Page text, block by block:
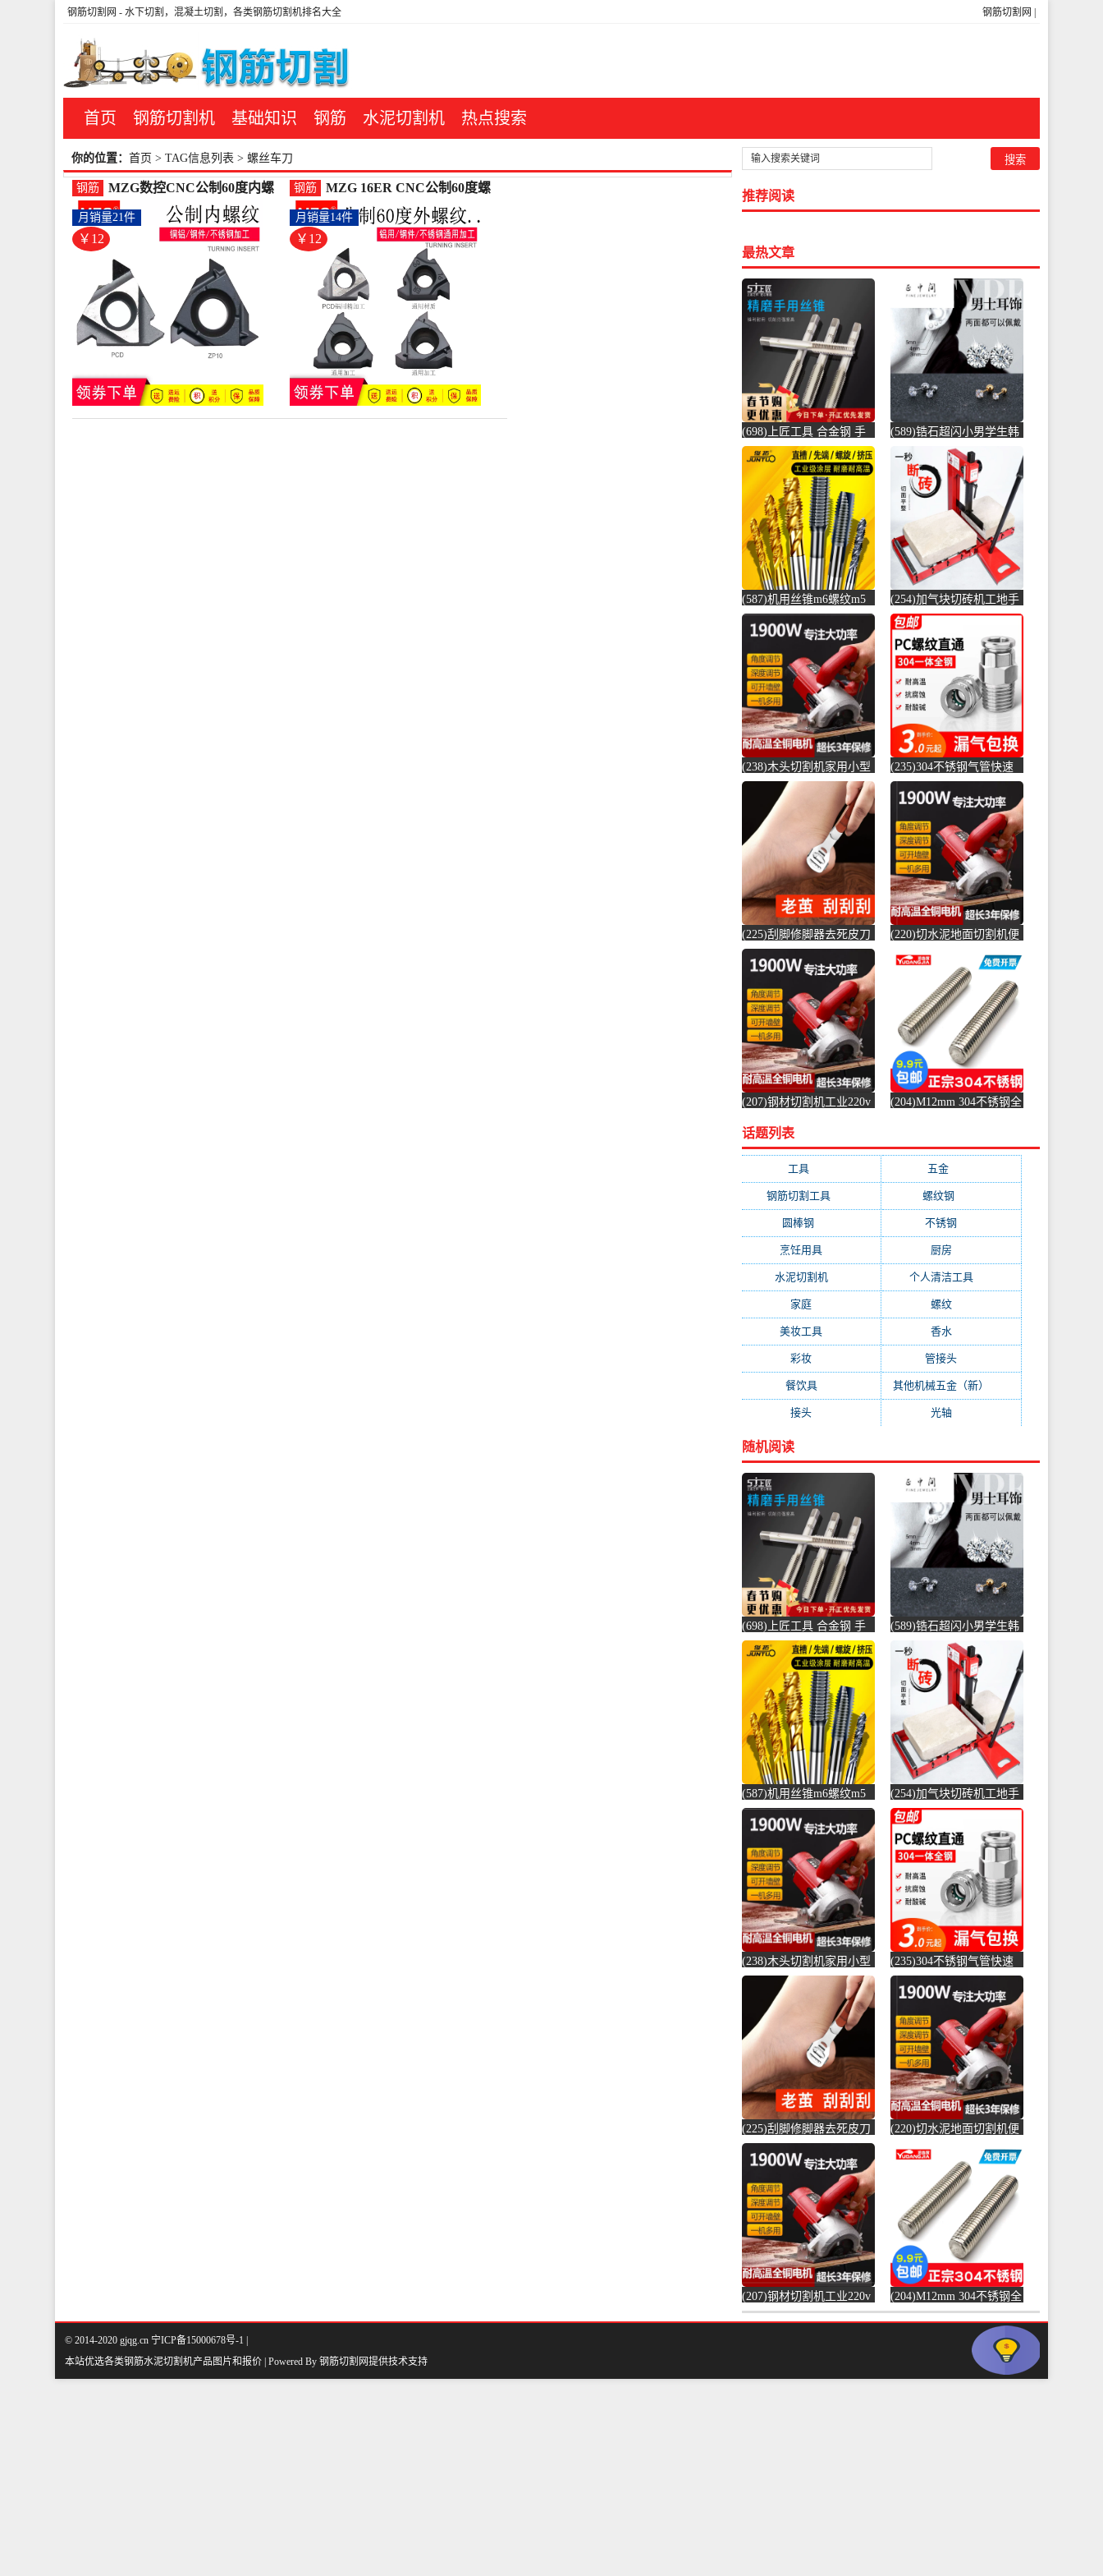
钢筋切割网
钢筋切割网 - 水下切割，混凝土切割，各类钢筋切割机排名大全
首页 钢筋切割机 基础知识 钢筋 水泥切割机 热点搜索
你的位置： 首页 > TAG信息列表 > 螺丝车刀
钢筋
MZG数控CNC公制60度内螺
纹车刀片铜铝钢件不锈-螺纹钢
(mzg工具旗舰店仅售12.3元)
￥12
月销量21件
钢筋
MZG 16ER CNC公制60度螺
纹外牙刀片钢件-螺纹钢(mzg工
具旗舰店仅售12.2元)
￥12
月销量14件
推荐阅读
最热文章
(698)上匠工具 合金钢 手
用丝锥攻螺纹工具攻丝丝
攻套丝m-螺纹钢(上匠工具
旗舰店仅售5.8元)
(589)锆石超闪小男学生韩
版耳骨钉钛钢养耳棒防过
敏圆珠女儿-圆棒钢(正中
间旗舰店仅售5.6元)
(587)机用丝锥m6螺纹m5
攻丝m3钻头m8丝攻m10不
锈-螺纹钢(俊拓五金旗舰
(254)加气块切砖机工地手
动轻质砖压砖机带钢尺水
泥砖泡沫砖-水泥切割机
(贞美旗舰店仅售390元)
(238)木头切割机家用小型
切水泥地面金属钢材机两
用新款切槽-水泥切割机
(simtone旗舰店仅售122.65
元)
(235)304不锈钢气管快速
接头快插气动快接螺纹高
压气嘴直-螺纹钢(卓成五
(225)刮脚修脚器去死皮刀
老茧磨脚神器脚皮工具脚
底脚后跟刨-钢筋切割工具
(齐开雅致专卖店仅售13.8
元)
(220)切水泥地面切割机便
便携式电-水泥切割机
(simtone旗舰店仅售123.75
(207)钢材切割机工业220v
切机固-水泥切割机
(simtone旗舰店仅售123.75
(204)M12mm 304不锈钢全
仅售1.5元)
话题列表
工具(247) 五金
钢筋切割工具(177) 螺纹钢
圆棒钢 不锈钢
烹饪用具 厨房
水泥切割机(45) 个人清洁工具(43)
家庭 螺纹(41)
美妆工具 香水(32)
彩妆 管接头
餐饮具(25) 其他机械五金（新）
接头 光轴
随机阅读
(698)上匠工具 合金钢 手
用丝锥攻螺纹工具攻丝丝
攻套丝m-螺纹钢(上匠工具
旗舰店仅售5.8元)
(589)锆石超闪小男学生韩
版耳骨钉钛钢养耳棒防过
敏圆珠女儿-圆棒钢(正中
间旗舰店仅售5.6元)
(587)机用丝锥m6螺纹m5
攻丝m3钻头m8丝攻m10不
锈-螺纹钢(俊拓五金旗舰
(254)加气块切砖机工地手
动轻质砖压砖机带钢尺水
泥砖泡沫砖-水泥切割机
(贞美旗舰店仅售390元)
(238)木头切割机家用小型
切水泥地面金属钢材机两
用新款切槽-水泥切割机
(simtone旗舰店仅售122.65
元)
(235)304不锈钢气管快速
接头快插气动快接螺纹高
压气嘴直-螺纹钢(卓成五
(225)刮脚修脚器去死皮刀
老茧磨脚神器脚皮工具脚
底脚后跟刨-钢筋切割工具
(齐开雅致专卖店仅售13.8
元)
(220)切水泥地面切割机便
便携式电-水泥切割机
(simtone旗舰店仅售123.75
(207)钢材切割机工业220v
水泥混凝土金属混泥土水
(204)M12mm 304不锈钢全
螺纹螺杆牙条通丝螺柱全
丝-螺纹钢(浴当家旗舰店
© 2014-2020 gjqg.cn 宁ICP备15000678号-1 |
本站优选各类钢筋水泥切割机产品图片和报价 | Powered By 钢筋切割网提供技术支持